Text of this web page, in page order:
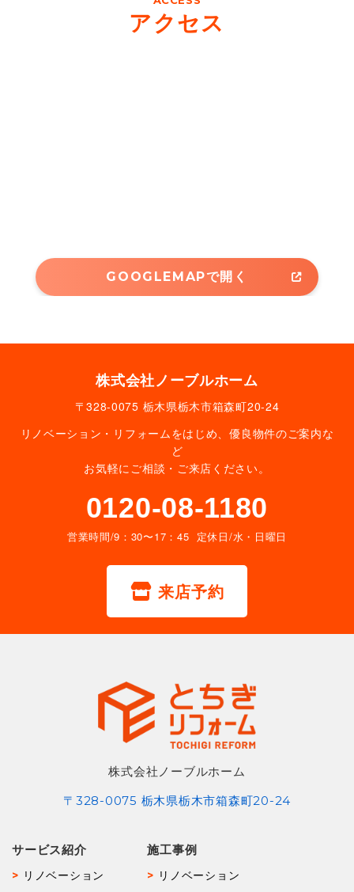
アクセス
GOOGLEMAPで開く
株式会社ノーブルホーム
〒328-0075 栃木県栃木市箱森町20-24
リノベーション・リフォームをはじめ、優良物件のご案内な
ど
お気軽にご相談・ご来店ください。
0120-08-1180
営業時間/9：30〜17：45 定休日/水・日曜日
来店予約
株式会社ノーブルホーム
〒328-0075 栃木県栃木市箱森町20-24
サービス紹介
リノベーション
施工事例
リノベーション